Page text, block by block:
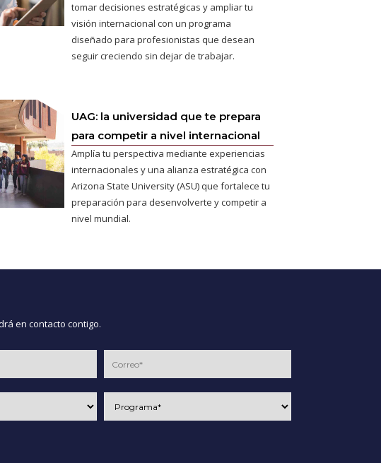
tomar decisiones estratégicas y ampliar tu
visión internacional con un programa
diseñado para profesionistas que desean
seguir creciendo sin dejar de trabajar.
UAG: la universidad que te prepara
para competir a nivel internacional
Amplía tu perspectiva mediante experiencias
internacionales y una alianza estratégica con
Arizona State University (ASU) que fortalece tu
preparación para desenvolverte y competir a
nivel mundial.
en contacto contigo.